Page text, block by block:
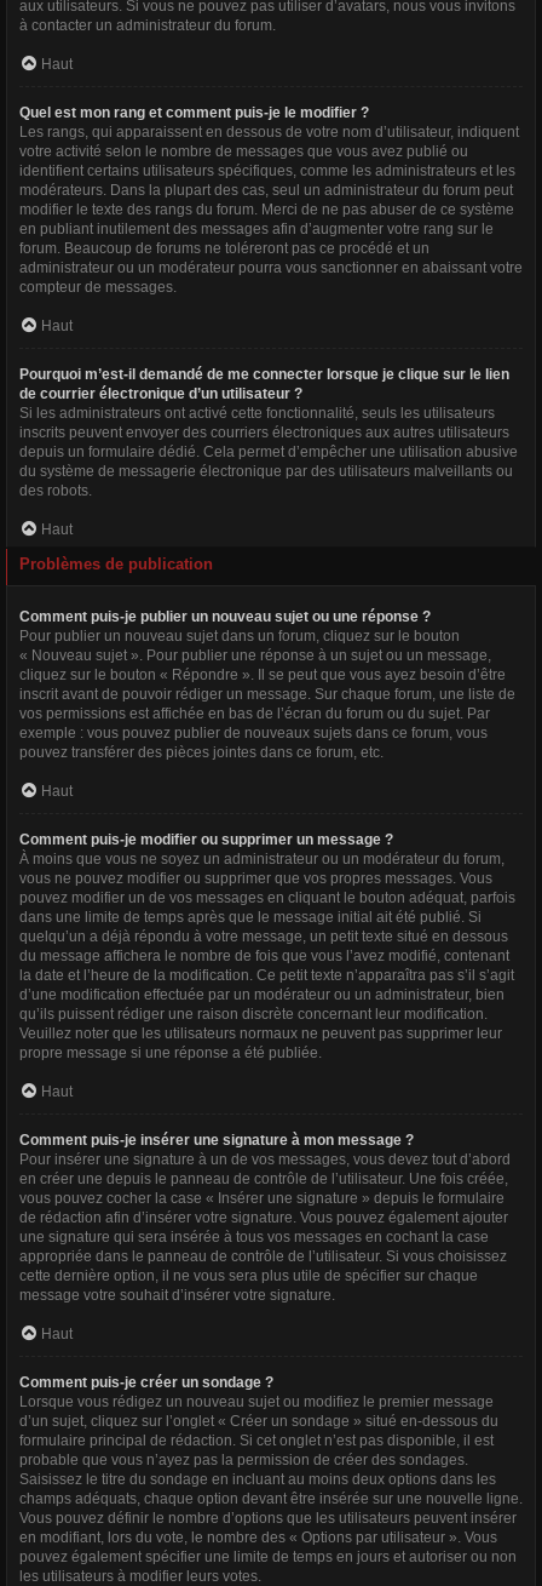
aux utilisateurs. Si vous ne pouvez pas utiliser d’avatars, nous vous invitons
à contacter un administrateur du forum.
Haut
Quel est mon rang et comment puis-je le modifier ?
Les rangs, qui apparaissent en dessous de votre nom d’utilisateur, indiquent
votre activité selon le nombre de messages que vous avez publié ou
identifient certains utilisateurs spécifiques, comme les administrateurs et les
modérateurs. Dans la plupart des cas, seul un administrateur du forum peut
modifier le texte des rangs du forum. Merci de ne pas abuser de ce système
en publiant inutilement des messages afin d’augmenter votre rang sur le
forum. Beaucoup de forums ne toléreront pas ce procédé et un
administrateur ou un modérateur pourra vous sanctionner en abaissant votre
compteur de messages.
Haut
Pourquoi m’est-il demandé de me connecter lorsque je clique sur le lien
de courrier électronique d’un utilisateur ?
Si les administrateurs ont activé cette fonctionnalité, seuls les utilisateurs
inscrits peuvent envoyer des courriers électroniques aux autres utilisateurs
depuis un formulaire dédié. Cela permet d’empêcher une utilisation abusive
du système de messagerie électronique par des utilisateurs malveillants ou
des robots.
Haut
Problèmes de publication
Comment puis-je publier un nouveau sujet ou une réponse ?
Pour publier un nouveau sujet dans un forum, cliquez sur le bouton
« Nouveau sujet ». Pour publier une réponse à un sujet ou un message,
cliquez sur le bouton « Répondre ». Il se peut que vous ayez besoin d’être
inscrit avant de pouvoir rédiger un message. Sur chaque forum, une liste de
vos permissions est affichée en bas de l’écran du forum ou du sujet. Par
exemple : vous pouvez publier de nouveaux sujets dans ce forum, vous
pouvez transférer des pièces jointes dans ce forum, etc.
Haut
Comment puis-je modifier ou supprimer un message ?
À moins que vous ne soyez un administrateur ou un modérateur du forum,
vous ne pouvez modifier ou supprimer que vos propres messages. Vous
pouvez modifier un de vos messages en cliquant le bouton adéquat, parfois
dans une limite de temps après que le message initial ait été publié. Si
quelqu’un a déjà répondu à votre message, un petit texte situé en dessous
du message affichera le nombre de fois que vous l’avez modifié, contenant
la date et l’heure de la modification. Ce petit texte n’apparaîtra pas s’il s’agit
d’une modification effectuée par un modérateur ou un administrateur, bien
qu’ils puissent rédiger une raison discrète concernant leur modification.
Veuillez noter que les utilisateurs normaux ne peuvent pas supprimer leur
propre message si une réponse a été publiée.
Haut
Comment puis-je insérer une signature à mon message ?
Pour insérer une signature à un de vos messages, vous devez tout d’abord
en créer une depuis le panneau de contrôle de l’utilisateur. Une fois créée,
vous pouvez cocher la case « Insérer une signature » depuis le formulaire
de rédaction afin d’insérer votre signature. Vous pouvez également ajouter
une signature qui sera insérée à tous vos messages en cochant la case
appropriée dans le panneau de contrôle de l’utilisateur. Si vous choisissez
cette dernière option, il ne vous sera plus utile de spécifier sur chaque
message votre souhait d’insérer votre signature.
Haut
Comment puis-je créer un sondage ?
Lorsque vous rédigez un nouveau sujet ou modifiez le premier message
d’un sujet, cliquez sur l’onglet « Créer un sondage » situé en-dessous du
formulaire principal de rédaction. Si cet onglet n’est pas disponible, il est
probable que vous n’ayez pas la permission de créer des sondages.
Saisissez le titre du sondage en incluant au moins deux options dans les
champs adéquats, chaque option devant être insérée sur une nouvelle ligne.
Vous pouvez définir le nombre d’options que les utilisateurs peuvent insérer
en modifiant, lors du vote, le nombre des « Options par utilisateur ». Vous
pouvez également spécifier une limite de temps en jours et autoriser ou non
les utilisateurs à modifier leurs votes.